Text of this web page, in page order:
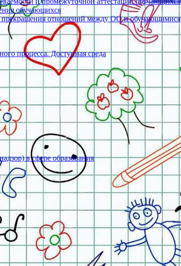
обучающихся
прекращения отношений между ОО и обучающимися
процесса. Доступная среда
в сфере образования